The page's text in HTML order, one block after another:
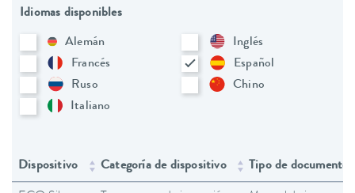
Idiomas disponibles
Alemán
Inglés
Francés
Español
Ruso
Chino
Italiano
Dispositivo Categoría de dispositivo Tipo de documento